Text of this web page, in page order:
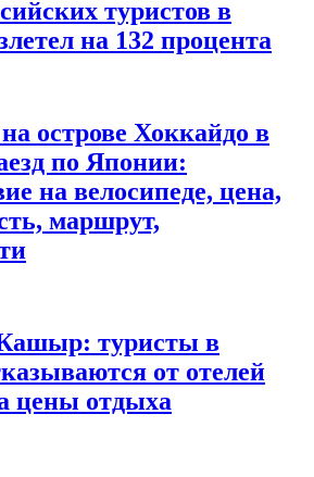
туристов в
на 132 процента
острове Хоккайдо в
по Японии:
на велосипеде, цена,
маршрут,
туристы в
от отелей
цены отдыха